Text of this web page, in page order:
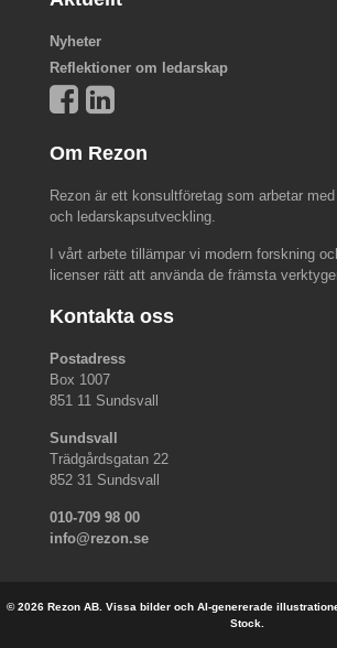
Nyheter
Reflektioner om ledarskap
Om Rezon
Rezon är ett konsultföretag som arbetar
och ledarskapsutveckling.
I vårt arbete tillämpar vi modern forskning
licenser rätt att använda de främsta
Kontakta oss
Postadress
Box 1007
851 11 Sundsvall
Sundsvall
Trädgårdsgatan 22
852 31 Sundsvall
010-709 98 00
info@rezon.se
© 2026 Rezon AB. Vissa bilder och AI-genererade
Stock.